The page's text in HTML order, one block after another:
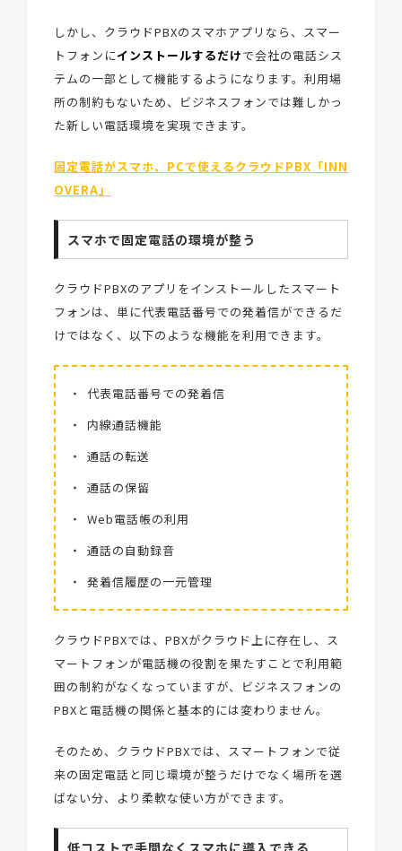
しかし、クラウドPBXのスマホアプリなら、スマー
トフォンにインストールするだけで会社の電話シス
テムの一部として機能するようになります。利用場
所の制約もないため、ビジネスフォンでは難しかっ
た新しい電話環境を実現できます。
固定電話がスマホ、PCで使えるクラウドPBX「INN
OVERA」
スマホで固定電話の環境が整う
クラウドPBXのアプリをインストールしたスマート
フォンは、単に代表電話番号での発着信ができるだ
けではなく、以下のような機能を利用できます。
代表電話番号での発着信
内線通話機能
通話の転送
通話の保留
Web電話帳の利用
通話の自動録音
発着信履歴の一元管理
クラウドPBXでは、PBXがクラウド上に存在し、ス
マートフォンが電話機の役割を果たすことで利用範
囲の制約がなくなっていますが、ビジネスフォンの
PBXと電話機の関係と基本的には変わりません。
そのため、クラウドPBXでは、 スマートフォンで従
来の固定電話と同じ環境が整う だけでなく場所を選
ばない分、より柔軟な使い方ができます。
低コストで手間なくスマホに導入できる